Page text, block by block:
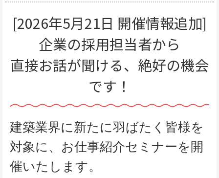
[2026年5月21日 開催情報追加]
企業の採用担当者から
直接お話が聞ける、絶好の機会
です！
建築業界に新たに羽ばたく皆様を
対象に、お仕事紹介セミナーを開
催いたします。